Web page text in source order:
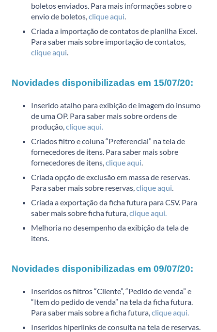
boletos enviados. Para mais informações sobre o
envio de boletos, clique aqui
Criada a importação de contatos de planilha Excel.
Para saber mais sobre importação de contatos,
clique aqui
Novidades disponibilizadas em 15/07/20:
Inserido atalho para exibição de imagem do insumo
de uma OP. Para saber mais sobre ordens de
produção, clique aqui.
Criados filtro e coluna “Preferencial” na tela de
fornecedores de itens. Para saber mais sobre
fornecedores de itens, clique aqui
Criada opção de exclusão em massa de reservas.
Para saber mais sobre reservas, clique aqui
Criada a exportação da ficha futura para CSV. Para
saber mais sobre ficha futura, clique aqui.
Melhoria no desempenho da exibição da tela de
itens.
Novidades disponibilizadas em 09/07/20:
Inseridos os filtros “Cliente”, “Pedido de venda” e
“Item do pedido de venda” na tela da ficha futura.
Para saber mais sobre a ficha futura, clique aqui.
Inseridos hiperlinks de consulta na tela de reservas.